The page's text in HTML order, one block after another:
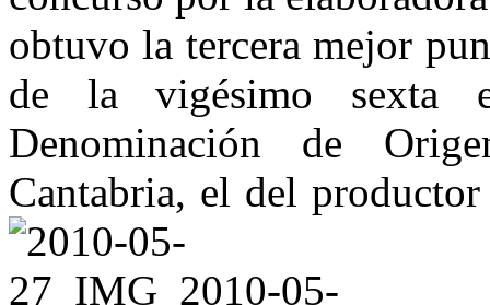
obtuvo la tercera mejor
de la vigésimo sexta
Denominación de
Cantabria, el del